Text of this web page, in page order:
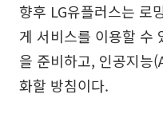
향후 LG유플러스는 로
게 서비스를 이용할 수
을 준비하고, 인공지능
화할 방침이다.